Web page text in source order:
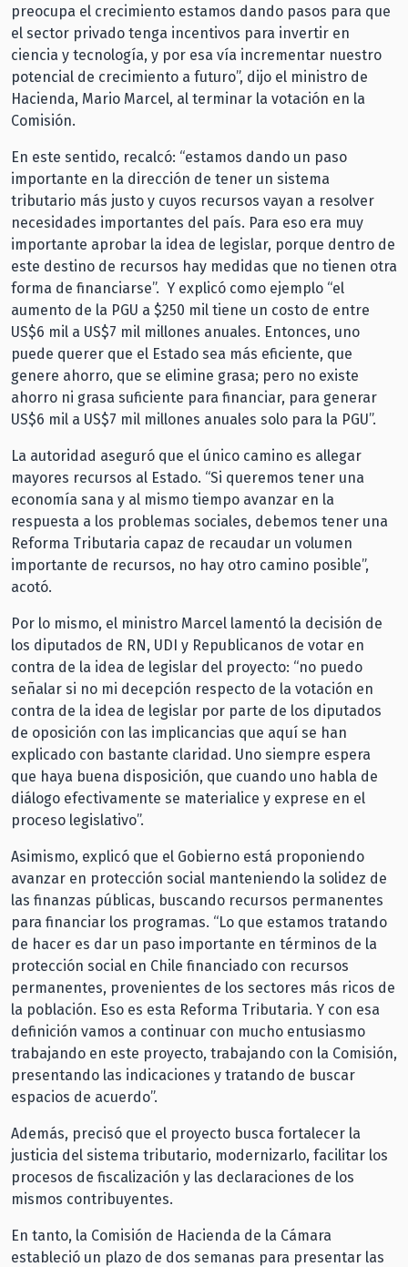
preocupa el crecimiento estamos dando pasos para que
el sector privado tenga incentivos para invertir en
ciencia y tecnología, y por esa vía incrementar nuestro
potencial de crecimiento a futuro”, dijo el ministro de
Hacienda, Mario Marcel, al terminar la votación en la
Comisión.
En este sentido, recalcó: “estamos dando un paso
importante en la dirección de tener un sistema
tributario más justo y cuyos recursos vayan a resolver
necesidades importantes del país. Para eso era muy
importante aprobar la idea de legislar, porque dentro de
este destino de recursos hay medidas que no tienen otra
forma de financiarse”. Y explicó como ejemplo “el
aumento de la PGU a $250 mil tiene un costo de entre
US$6 mil a US$7 mil millones anuales. Entonces, uno
puede querer que el Estado sea más eficiente, que
genere ahorro, que se elimine grasa; pero no existe
ahorro ni grasa suficiente para financiar, para generar
US$6 mil a US$7 mil millones anuales solo para la PGU”.
La autoridad aseguró que el único camino es allegar
mayores recursos al Estado. “Si queremos tener una
economía sana y al mismo tiempo avanzar en la
respuesta a los problemas sociales, debemos tener una
Reforma Tributaria capaz de recaudar un volumen
importante de recursos, no hay otro camino posible”,
acotó.
Por lo mismo, el ministro Marcel lamentó la decisión de
los diputados de RN, UDI y Republicanos de votar en
contra de la idea de legislar del proyecto: “no puedo
señalar si no mi decepción respecto de la votación en
contra de la idea de legislar por parte de los diputados
de oposición con las implicancias que aquí se han
explicado con bastante claridad. Uno siempre espera
que haya buena disposición, que cuando uno habla de
diálogo efectivamente se materialice y exprese en el
proceso legislativo”.
Asimismo, explicó que el Gobierno está proponiendo
avanzar en protección social manteniendo la solidez de
las finanzas públicas, buscando recursos permanentes
para financiar los programas. “Lo que estamos tratando
de hacer es dar un paso importante en términos de la
protección social en Chile financiado con recursos
permanentes, provenientes de los sectores más ricos de
la población. Eso es esta Reforma Tributaria. Y con esa
definición vamos a continuar con mucho entusiasmo
trabajando en este proyecto, trabajando con la Comisión,
presentando las indicaciones y tratando de buscar
espacios de acuerdo”.
Además, precisó que el proyecto busca fortalecer la
justicia del sistema tributario, modernizarlo, facilitar los
procesos de fiscalización y las declaraciones de los
mismos contribuyentes.
En tanto, la Comisión de Hacienda de la Cámara
estableció un plazo de dos semanas para presentar las